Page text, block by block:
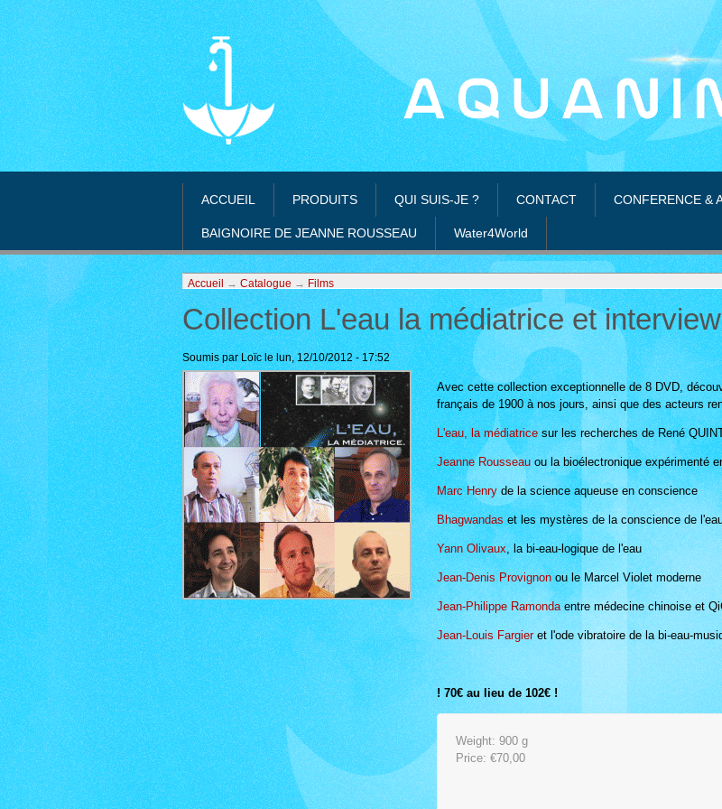
ACCUEIL PRODUITS QUI SUIS-JE ? CONTACT CONFERENCE &
BAIGNOIRE DE JEANNE ROUSSEAU Water4World
Accueil → Catalogue → Films
Collection L'eau la médiatrice et
Soumis par Loïc le lun, 12/10/2012 - 17:52
Avec cette collection exceptionnelle de 8 DVD,
français de 1900 à nos jours, ainsi que des acteurs
L'eau, la médiatricesur les recherches de René
Jeanne Rousseauou la bioélectronique expérimenté
Marc Henryde la science aqueuse en conscience
Bhagwandaset les mystères de la conscience de
Yann Olivaux, la bi-eau-logique de l'eau
Jean-Denis Provignonou le Marcel Violet moderne
Jean-Philippe Ramondaentre médecine chinoise et
Jean-Louis Fargieret l'ode vibratoire de la bi-eau-
! 70€ au lieu de 102€ !
Weight: 900 g
Price: €70,00